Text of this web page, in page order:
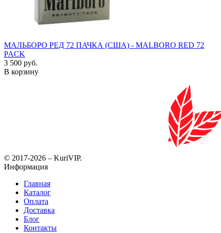
МАЛЬБОРО РЕД 72 ПАЧКА (США) - MALBORO RED 72
PACK
3 500 руб.
В корзину
© 2017-2026 – KuriVIP.
Информация
Главная
Каталог
Оплата
Доставка
Блог
Контакты